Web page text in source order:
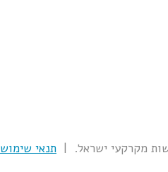
תנאי שימוש